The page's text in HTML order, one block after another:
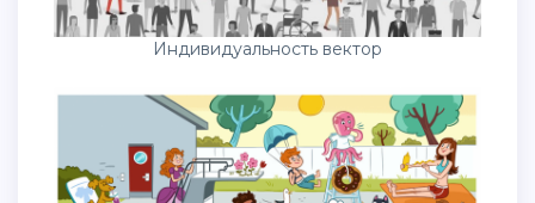
Индивидуальность вектор